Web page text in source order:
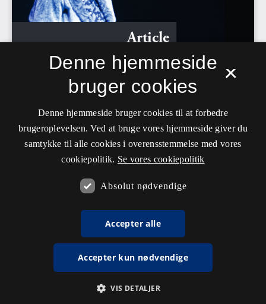
×
Denne hjemmeside
bruger cookies
Denne hjemmeside bruger cookies til at forbedre
brugeroplevelsen. Ved at bruge vores hjemmeside giver du
samtykke til alle cookies i overensstemmelse med vores
cookiepolitik. Se vores cookiepolitik
Absolut nødvendige
Accepter alle
Accepter kun nødvendige
VIS DETALJER